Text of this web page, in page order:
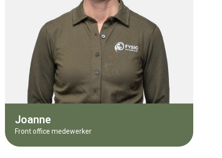
Joanne
Front office medewerker